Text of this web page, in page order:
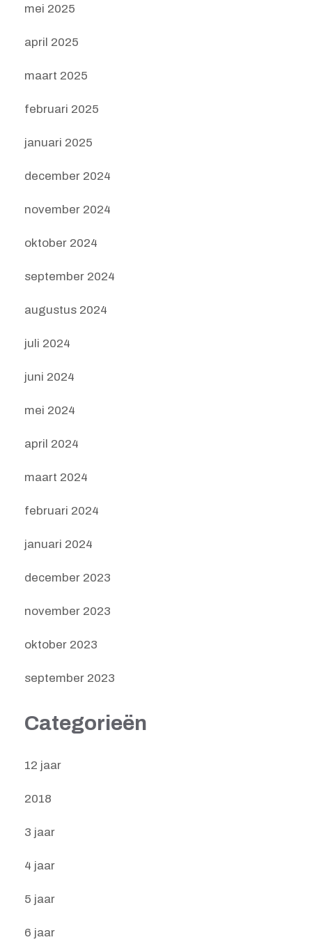
mei 2025
april 2025
maart 2025
februari 2025
januari 2025
december 2024
november 2024
oktober 2024
september 2024
augustus 2024
juli 2024
juni 2024
mei 2024
april 2024
maart 2024
februari 2024
januari 2024
december 2023
november 2023
oktober 2023
september 2023
Categorieën
12 jaar
2018
3 jaar
4 jaar
5 jaar
6 jaar